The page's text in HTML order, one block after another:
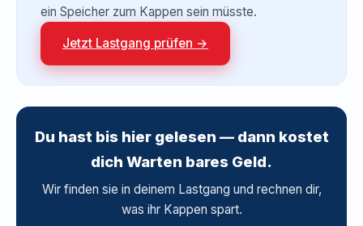
ein Speicher zum Kappen sein müsste.
Jetzt Lastgang prüfen →
Du hast bis hier gelesen — dann kostet
dich Warten bares Geld.
Wir finden sie in deinem Lastgang und rechnen dir,
was ihr Kappen spart.